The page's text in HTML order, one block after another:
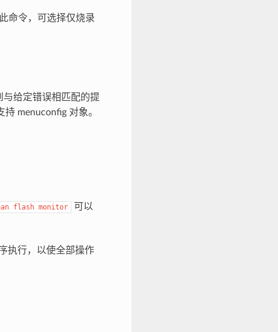
命令，可选择仅烧录
给定错误相匹配的提
menuconfig 对象。
flash monitor
可以
执行，以使全部操作